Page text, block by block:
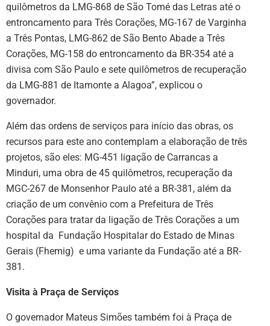
quilômetros da LMG-868 de São Tomé das Letras até o
entroncamento para Três Corações, MG-167 de Varginha
a Três Pontas, LMG-862 de São Bento Abade a Três
Corações, MG-158 do entroncamento da BR-354 até a
divisa com São Paulo e sete quilômetros de recuperação
da LMG-881 de Itamonte a Alagoa”, explicou o
governador.
Além das ordens de serviços para início das obras, os
recursos para este ano contemplam a elaboração de três
projetos, são eles: MG-451 ligação de Carrancas a
Minduri, uma obra de 45 quilômetros, recuperação da
MGC-267 de Monsenhor Paulo até a BR-381, além da
criação de um convênio com a Prefeitura de Três
Corações para tratar da ligação de Três Corações a um
hospital da Fundação Hospitalar do Estado de Minas
Gerais (Fhemig) e uma variante da Fundação até a BR-
381.
Visita à Praça de Serviços
O governador Mateus Simões também foi à Praça de